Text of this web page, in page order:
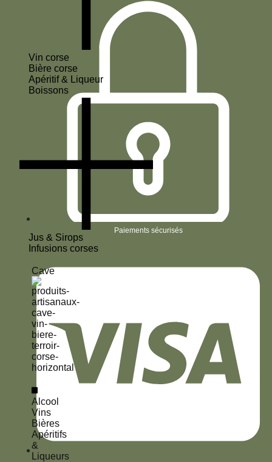
Vin corse
Bière corse
Apéritif & Liqueur
Boissons
Jus & Sirops
Infusions corses
Cave
Alcool
Vins
Bières
Apéritifs
&
Liqueurs
Paiements sécurisés